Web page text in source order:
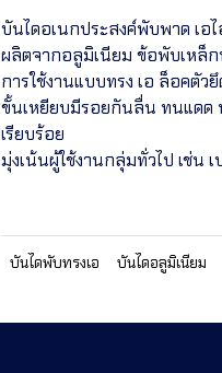
บันไดอเนกประสงค์พับพาด เอ
ผลิตจากอลูมิเนียม ข้อพับเหล็
การใช้งานแบบทรง เอ ล็อคตัว
ขั้นเหยียบมีรอยกันลื่น ทนแดด
เรียบร้อย
มุ่งเน้นผู้ใช้งานกลุ่มทั่วไป เช่น
บันไดพับทรงเอ บันไดอลูมิเนียม